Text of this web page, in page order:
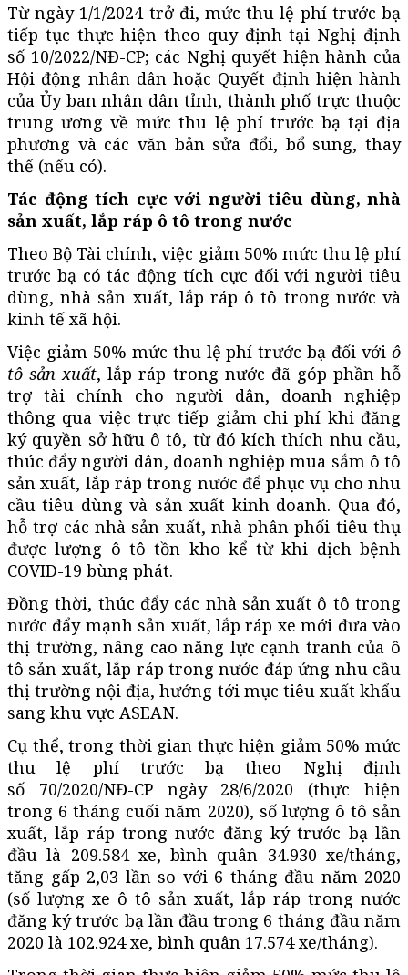
Từ ngày 1/1/2024 trở đi, mức thu lệ phí trước bạ
tiếp tục thực hiện theo quy định tại Nghị định
số 10/2022/NĐ-CP; các Nghị quyết hiện hành của
Hội động nhân dân hoặc Quyết định hiện hành
của Ủy ban nhân dân tỉnh, thành phố trực thuộc
trung ương về mức thu lệ phí trước bạ tại địa
phương và các văn bản sửa đổi, bổ sung, thay
thế (nếu có).
Tác động tích cực với người tiêu dùng, nhà
sản xuất, lắp ráp ô tô trong nước
Theo Bộ Tài chính, việc giảm 50% mức thu lệ phí
trước bạ có tác động tích cực đối với người tiêu
dùng, nhà sản xuất, lắp ráp ô tô trong nước và
kinh tế xã hội.
Việc giảm 50% mức thu lệ phí trước bạ đối với ô
tô sản xuất, lắp ráp trong nước đã góp phần hỗ
trợ tài chính cho người dân, doanh nghiệp
thông qua việc trực tiếp giảm chi phí khi đăng
ký quyền sở hữu ô tô, từ đó kích thích nhu cầu,
thúc đẩy người dân, doanh nghiệp mua sắm ô tô
sản xuất, lắp ráp trong nước để phục vụ cho nhu
cầu tiêu dùng và sản xuất kinh doanh. Qua đó,
hỗ trợ các nhà sản xuất, nhà phân phối tiêu thụ
được lượng ô tô tồn kho kể từ khi dịch bệnh
COVID-19 bùng phát.
Đồng thời, thúc đẩy các nhà sản xuất ô tô trong
nước đẩy mạnh sản xuất, lắp ráp xe mới đưa vào
thị trường, nâng cao năng lực cạnh tranh của ô
tô sản xuất, lắp ráp trong nước đáp ứng nhu cầu
thị trường nội địa, hướng tới mục tiêu xuất khẩu
sang khu vực ASEAN.
Cụ thể, trong thời gian thực hiện giảm 50% mức
thu lệ phí trước bạ theo Nghị định
số 70/2020/NĐ-CP ngày 28/6/2020 (thực hiện
trong 6 tháng cuối năm 2020), số lượng ô tô sản
xuất, lắp ráp trong nước đăng ký trước bạ lần
đầu là 209.584 xe, bình quân 34.930 xe/tháng,
tăng gấp 2,03 lần so với 6 tháng đầu năm 2020
(số lượng xe ô tô sản xuất, lắp ráp trong nước
đăng ký trước bạ lần đầu trong 6 tháng đầu năm
2020 là 102.924 xe, bình quân 17.574 xe/tháng).